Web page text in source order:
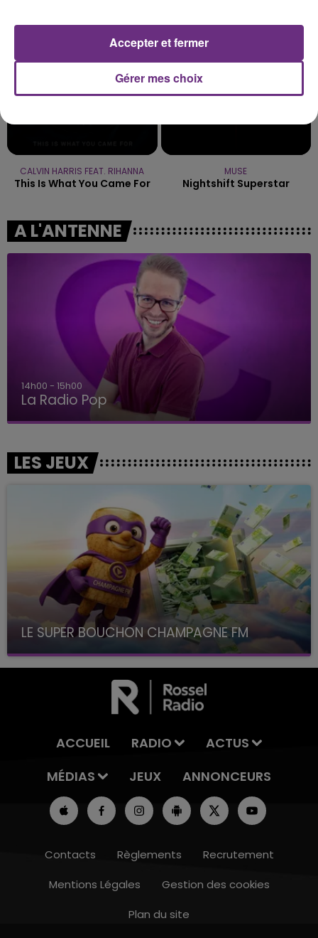
10h00 - 14h00
0h47
0h47
CALVIN HARRIS FEAT. RIHANNA
This Is What You Came For
0h44
0h44
MUSE
Nightshift Superstar
A L'ANTENNE
14h00 - 15h00
La Radio Pop
LES JEUX
LE SUPER BOUCHON CHAMPAGNE FM
avec La Famille Champagne FM, à 8H10
ACCUEIL RADIO
ACTUS
MÉDIAS
JEUX ANNONCEURS
Contacts Règlements
Recrutement
Mentions Légales
Gestion des cookies
Plan du site
Gérer mes choix
Accepter et fermer